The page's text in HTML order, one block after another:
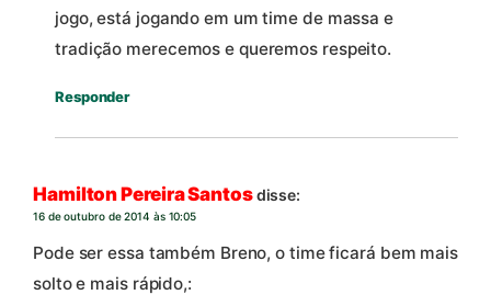
jogo, está jogando em um time de massa e
tradição merecemos e queremos respeito.
Responder
Hamilton Pereira Santosdisse:
16 de outubro de 2014 às 10:05
Pode ser essa também Breno, o time ficará bem mais
solto e mais rápido,: